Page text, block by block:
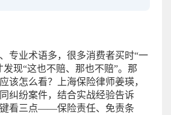
专业术语多，很多消费者买时“一
发现“这也不赔、那也不赔”。那
该怎么看？上海保险律师姜瑛，
纠纷案件，结合实战经验告诉
看三点——保险责任、免责条